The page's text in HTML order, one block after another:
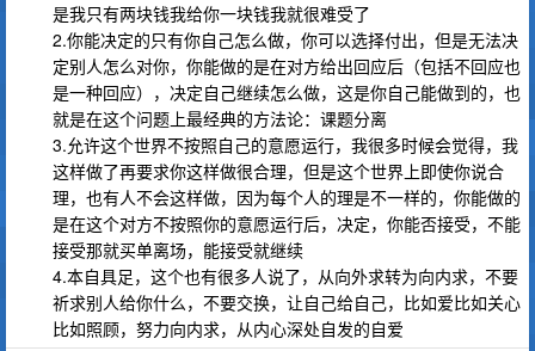
是我只有两块钱我给你一块钱我就很难受了
2.你能决定的只有你自己怎么做，你可以选择付出，但是无法决
定别人怎么对你，你能做的是在对方给出回应后（包括不回应也
是一种回应），决定自己继续怎么做，这是你自己能做到的，也
就是在这个问题上最经典的方法论：课题分离
3.允许这个世界不按照自己的意愿运行，我很多时候会觉得，我
这样做了再要求你这样做很合理，但是这个世界上即使你说合
理，也有人不会这样做，因为每个人的理是不一样的，你能做的
是在这个对方不按照你的意愿运行后，决定，你能否接受，不能
接受那就买单离场，能接受就继续
4.本自具足，这个也有很多人说了，从向外求转为向内求，不要
祈求别人给你什么，不要交换，让自己给自己，比如爱比如关心
比如照顾，努力向内求，从内心深处自发的自爱